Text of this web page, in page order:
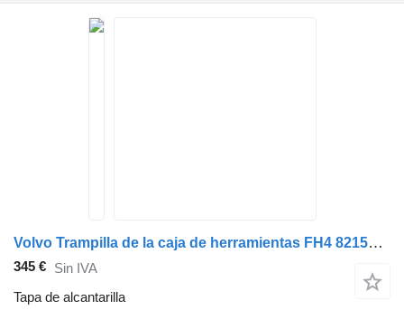
Volvo Trampilla de la caja de herramientas FH4 82150941 tapa de alcantarilla para Volvo FH4 camión
345 € Sin IVA
Tapa de alcantarilla